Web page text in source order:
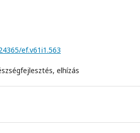
ef.v61i1.563
elhízás